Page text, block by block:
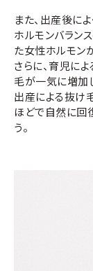
また、出産後に
ホルモンバラン
た女性ホルモン
さらに、育児に
毛が一気に増加
出産による抜け
ほどで自然に回
う。